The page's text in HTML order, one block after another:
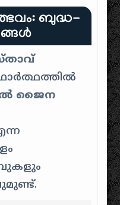
ബുദ്ധ-
ജൈന